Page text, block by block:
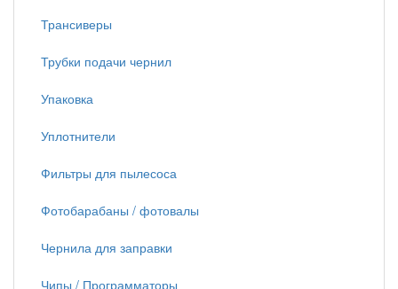
Трансиверы
Трубки подачи чернил
Упаковка
Уплотнители
Фильтры для пылесоса
Фотобарабаны / фотовалы
Чернила для заправки
Чипы / Программаторы